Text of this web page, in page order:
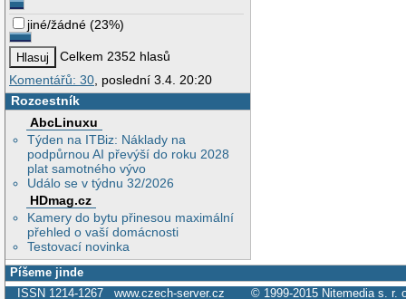
jiné/žádné (23%)
Celkem 2352 hlasů
Komentářů: 30 , poslední 3.4. 20:20
Rozcestník
AbcLinuxu
Týden na ITBiz: Náklady na
podpůrnou AI převýší do roku 2028
plat samotného vývo
Událo se v týdnu 32/2026
HDmag.cz
Kamery do bytu přinesou maximální
přehled o vaší domácnosti
Testovací novinka
Píšeme jinde
ISSN 1214-1267 www.czech-server.cz © 1999-2015 Nitemedia s. r.